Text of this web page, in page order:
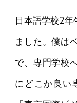
日本語学校2年
ました。僕は
で、専門学校
にどこか良い